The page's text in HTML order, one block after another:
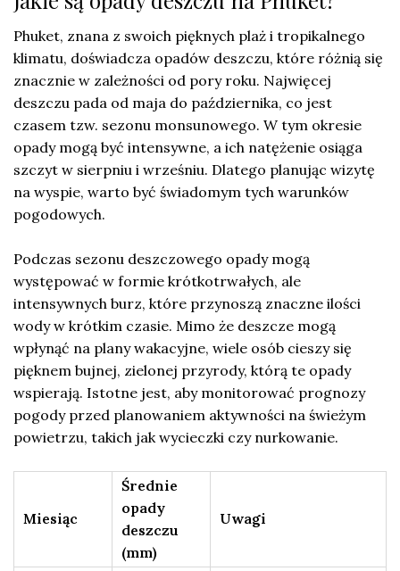
Phuket, znana z swoich pięknych plaż i tropikalnego
klimatu, doświadcza opadów deszczu, które różnią się
znacznie w zależności od pory roku. Najwięcej
deszczu pada od maja do października, co jest
czasem tzw. sezonu monsunowego. W tym okresie
opady mogą być intensywne, a ich natężenie osiąga
szczyt w sierpniu i wrześniu. Dlatego planując wizytę
na wyspie, warto być świadomym tych warunków
pogodowych.
Podczas sezonu deszczowego opady mogą
występować w formie krótkotrwałych, ale
intensywnych burz, które przynoszą znaczne ilości
wody w krótkim czasie. Mimo że deszcze mogą
wpłynąć na plany wakacyjne, wiele osób cieszy się
pięknem bujnej, zielonej przyrody, którą te opady
wspierają. Istotne jest, aby monitorować prognozy
pogody przed planowaniem aktywności na świeżym
powietrzu, takich jak wycieczki czy nurkowanie.
Miesiąc
Średnie
opady
deszczu
(mm)
Uwagi